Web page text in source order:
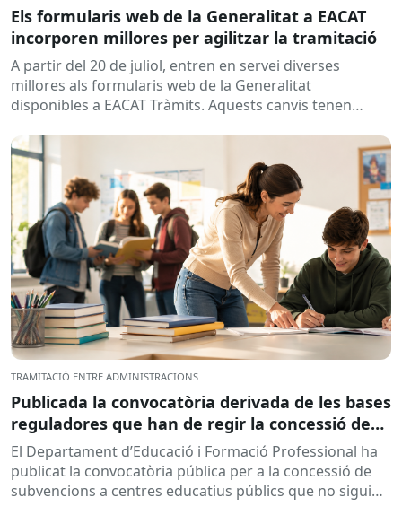
Els formularis web de la Generalitat a EACAT
incorporen millores per agilitzar la tramitació
A partir del 20 de juliol, entren en servei diverses
millores als formularis web de la Generalitat
disponibles a EACAT Tràmits. Aquests canvis tenen
TRAMITACIÓ ENTRE ADMINISTRACIONS
Publicada la convocatòria derivada de les bases
reguladores que han de regir la concessió de
subvencions a centres educatius, per al
desenvolupament de programes de formació i
inserció, durant el curs 2026-2027
El Departament d’Educació i Formació Professional ha
publicat la convocatòria pública per a la concessió de
subvencions a centres educatius públics que no siguin